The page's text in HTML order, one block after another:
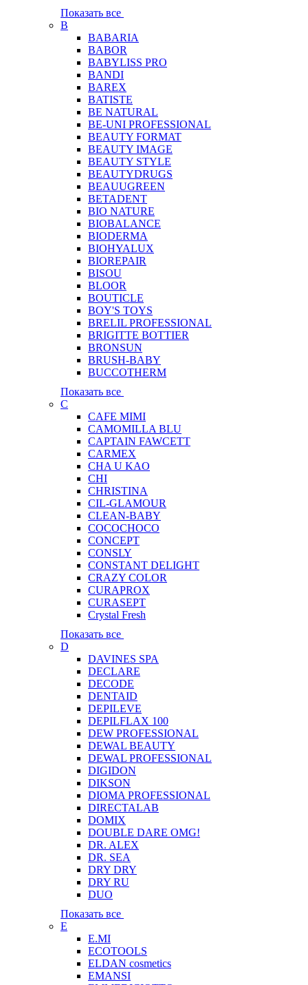
Показать все
B
BABARIA
BABOR
BABYLISS PRO
BANDI
BAREX
BATISTE
BE NATURAL
BE-UNI PROFESSIONAL
BEAUTY FORMAT
BEAUTY IMAGE
BEAUTY STYLE
BEAUTYDRUGS
BEAUUGREEN
BETADENT
BIO NATURE
BIOBALANCE
BIODERMA
BIOHYALUX
BIOREPAIR
BISOU
BLOOR
BOUTICLE
BOY'S TOYS
BRELIL PROFESSIONAL
BRIGITTE BOTTIER
BRONSUN
BRUSH-BABY
BUCCOTHERM
Показать все
C
CAFE MIMI
CAMOMILLA BLU
CAPTAIN FAWCETT
CARMEX
CHA U KAO
CHI
CHRISTINA
CIL-GLAMOUR
CLEAN-BABY
COCOCHOCO
CONCEPT
CONSLY
CONSTANT DELIGHT
CRAZY COLOR
CURAPROX
CURASEPT
Crystal Fresh
Показать все
D
DAVINES SPA
DECLARE
DECODE
DENTAID
DEPILEVE
DEPILFLAX 100
DEW PROFESSIONAL
DEWAL BEAUTY
DEWAL PROFESSIONAL
DIGIDON
DIKSON
DIOMA PROFESSIONAL
DIRECTALAB
DOMIX
DOUBLE DARE OMG!
DR. ALEX
DR. SEA
DRY DRY
DRY RU
DUO
Показать все
E
E.MI
ECOTOOLS
ELDAN cosmetics
EMANSI